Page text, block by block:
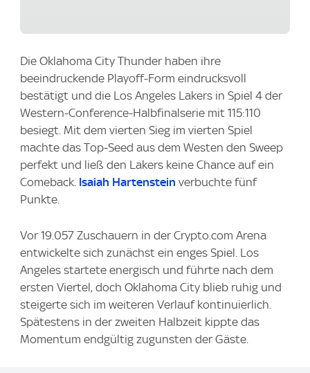
Die Oklahoma City Thunder haben ihre
beeindruckende Playoff-Form eindrucksvoll
bestätigt und die Los Angeles Lakers in Spiel 4 der
Western-Conference-Halbfinalserie mit 115:110
besiegt. Mit dem vierten Sieg im vierten Spiel
machte das Top‑Seed aus dem Westen den Sweep
perfekt und ließ den Lakers keine Chance auf ein
Comeback. Isaiah Hartenstein verbuchte fünf
Punkte.
Vor 19.057 Zuschauern in der Crypto.com Arena
entwickelte sich zunächst ein enges Spiel. Los
Angeles startete energisch und führte nach dem
ersten Viertel, doch Oklahoma City blieb ruhig und
steigerte sich im weiteren Verlauf kontinuierlich.
Spätestens in der zweiten Halbzeit kippte das
Momentum endgültig zugunsten der Gäste.